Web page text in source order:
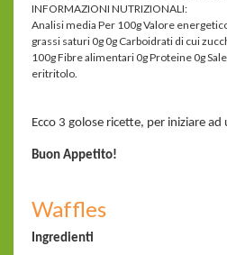
INFORMAZIONI NUTRIZIONALI:
Analisi media Per 100g Valore
grassi saturi 0g 0g Carboidrati di cui
100g Fibre alimentari 0g Proteine 0g
eritritolo.
Ecco 3 golose ricette, per iniziare ad
Buon Appetito!
Waffles
Ingredienti